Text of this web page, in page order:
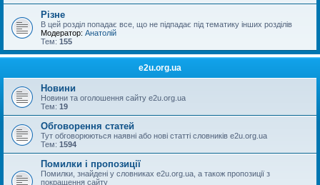
Різне
В цей розділ попадає все, що не підпадає під тематику інших розділів
Модератор: Анатолій
Тем: 155
e2u.org.ua
Новини
Новини та оголошення сайту e2u.org.ua
Тем: 19
Обговорення статей
Тут обговорюються наявні або нові статті словників e2u.org.ua
Тем: 1594
Помилки і пропозиції
Помилки, знайдені у словниках e2u.org.ua, а також пропозиції з
покращення сайту